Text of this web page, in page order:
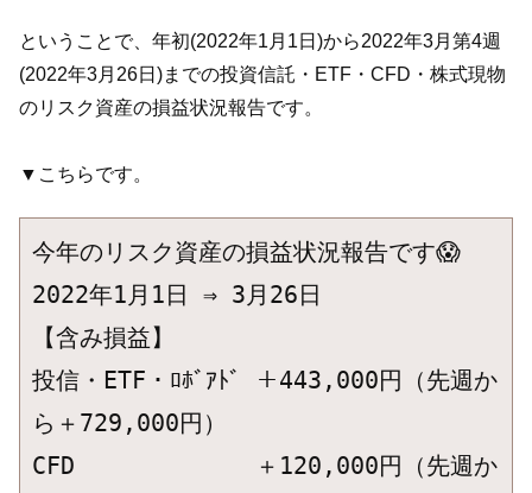
ということで、年初(2022年1月1日)から2022年3月第4週
(2022年3月26日)までの投資信託・ETF・CFD・株式現物
のリスク資産の損益状況報告です。
▼こちらです。
今年のリスク資産の損益状況報告です😱
2022年1月1日 ⇒ 3月26日
【含み損益】
投信・ETF・ﾛﾎﾞｱﾄﾞ ＋443,000円（先週か
ら＋729,000円）
CFD　　　　　　　 ＋120,000円（先週か